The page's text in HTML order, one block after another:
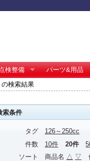
検整備
パーツ&用品
検索結果
索条件
タグ
126～250cc
件数
10件 20件
ソート
商品名 △ ▽